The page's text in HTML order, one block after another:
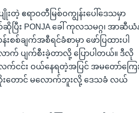
တဲ့ ဧရာဝတီမြစ်ဝကျွန်းပေါ်ဒေသမှာ
း PONJA ခေါ် ကုလသမဂ္ဂ၊ အာဆီယံ
စ်ချက်အစီရင်ခံစာမှာ ဖော်ပြထားပါ
ာက် ပျက်စီးခဲ့တာလို့ ပြောပါတယ်။ ဒီလို
က်ငင်း ဝယ်နေရတဲ့အပြင် အမတော်ကြေ
းတောင် မလောက်ဘူးလို့ ဒေသခံ လယ်